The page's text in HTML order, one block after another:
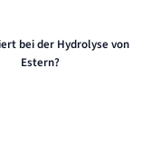
bei der Hydrolyse von
Estern?